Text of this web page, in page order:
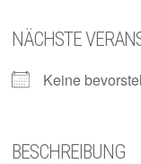
NÄCHSTE
Keine
BESCHREIBUNG